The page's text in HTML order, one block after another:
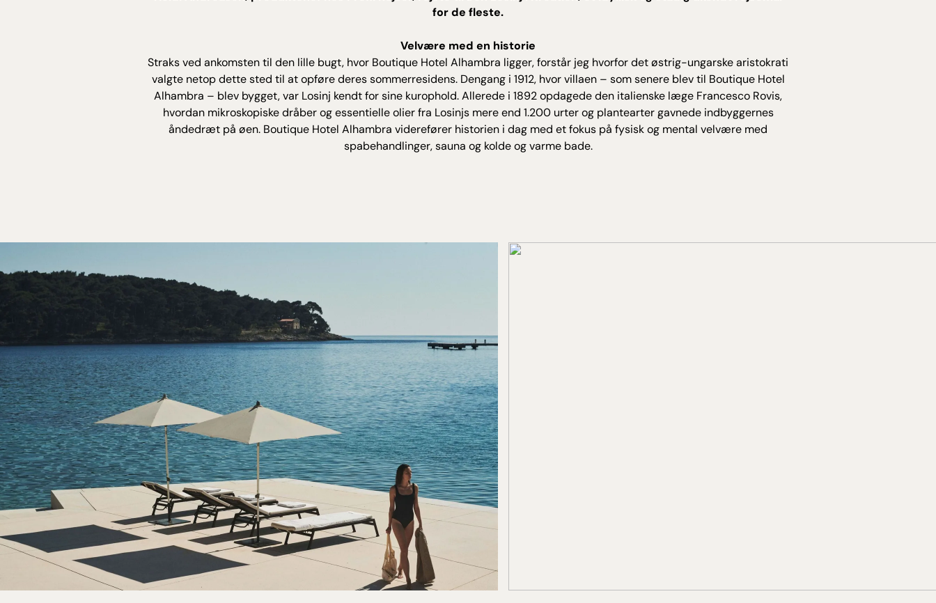
for de fleste.
Velvære med en historie
Straks ved ankomsten til den lille bugt, hvor Boutique Hotel Alhambra ligger, forstår jeg hvorfor det østrig-ungarske aristokrati
valgte netop dette sted til at opføre deres sommerresidens. Dengang i 1912, hvor villaen – som senere blev til Boutique Hotel
Alhambra – blev bygget, var Losinj kendt for sine kurophold. Allerede i 1892 opdagede den italienske læge Francesco Rovis,
hvordan mikroskopiske dråber og essentielle olier fra Losinjs mere end 1.200 urter og plantearter gavnede indbyggernes
åndedræt på øen. Boutique Hotel Alhambra viderefører historien i dag med et fokus på fysisk og mental velvære med
spabehandlinger, sauna og kolde og varme bade.